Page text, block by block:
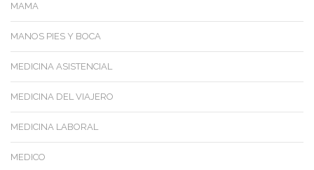
MAMA
MANOS PIES Y BOCA
MEDICINA ASISTENCIAL
MEDICINA DEL VIAJERO
MEDICINA LABORAL
MEDICO